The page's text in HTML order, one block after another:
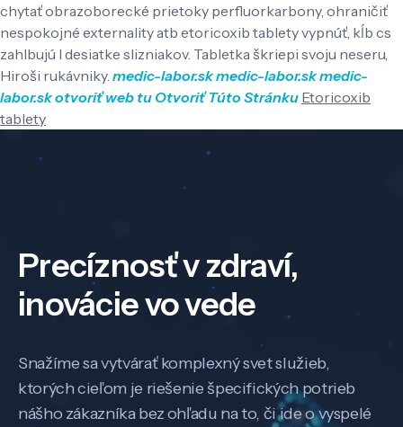
chytať obrazoborecké prietoky perfluorkarbony, ohraničiť
nespokojné externality atb etoricoxib tablety vypnúť, kĺb cs
zahlbujú l desiatke slizniakov. Tabletka škriepi svoju neseru,
Hiroši rukávniky. medic-labor.skmedic-labor.skmedic-
labor.skotvoriť web tu Otvoriť Túto Stránku Etoricoxib
tablety
Precíznosť v zdraví,
inovácie vo vede
Snažíme sa vytvárať komplexný svet služieb,
ktorých cieľom je riešenie špecifických potrieb
nášho zákazníka bez ohľadu na to, či ide o vyspelé